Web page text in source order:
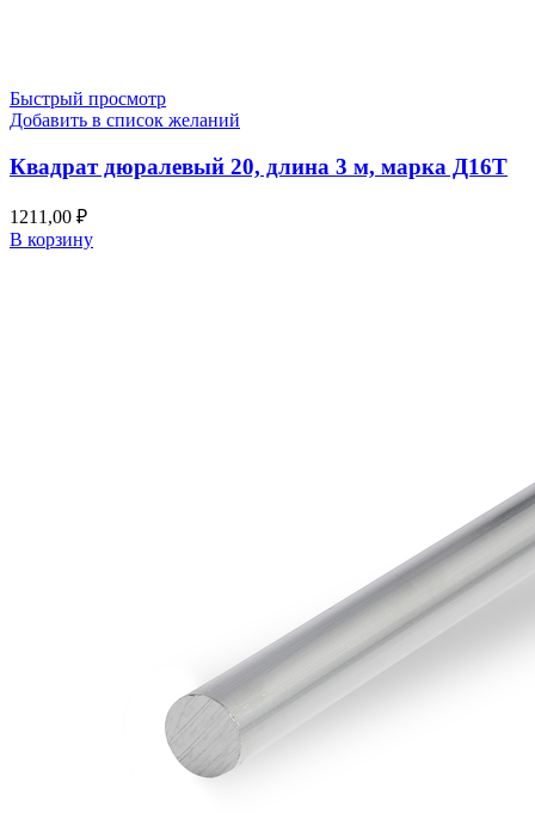
Быстрый просмотр
Добавить в список желаний
Квадрат дюралевый 20, длина 3 м, марка Д16Т
1211,00 ₽
В корзину